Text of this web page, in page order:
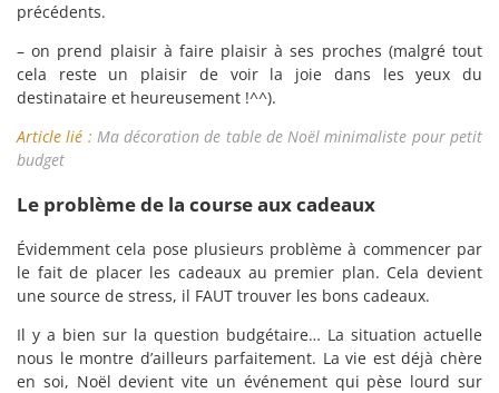
précédents.
– on prend plaisir à faire plaisir à ses proches (malgré tout
cela reste un plaisir de voir la joie dans les yeux du
destinataire et heureusement !^^).
Article lié : Ma décoration de table de Noël minimaliste pour petit
budget
Le problème de la course aux cadeaux
Évidemment cela pose plusieurs problème à commencer par
le fait de placer les cadeaux au premier plan. Cela devient
une source de stress, il FAUT trouver les bons cadeaux.
Il y a bien sur la question budgétaire… La situation actuelle
nous le montre d’ailleurs parfaitement. La vie est déjà chère
en soi, Noël devient vite un événement qui pèse lourd sur